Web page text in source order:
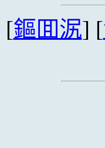
[鏂囬泦] [